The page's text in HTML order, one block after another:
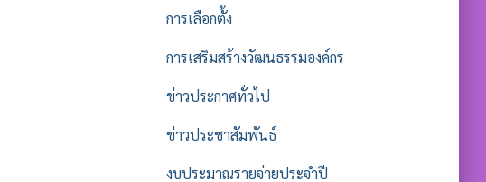
การเลือกตั้ง
การเสริมสร้างวัฒนธรรมองค์กร
ข่าวประกาศทั่วไป
ข่าวประชาสัมพันธ์
งบประมาณรายจ่ายประจำปี